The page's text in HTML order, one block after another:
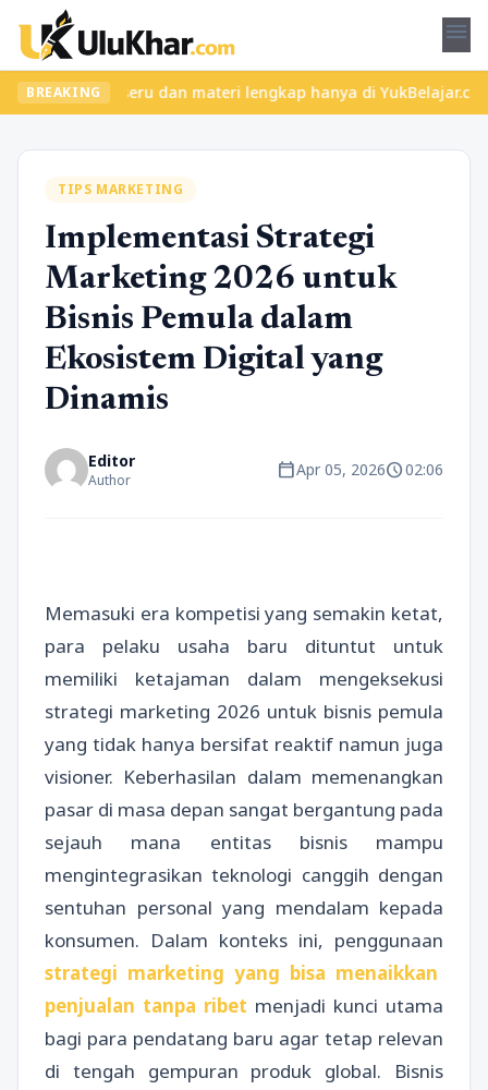
menu
BREAKING
seru dan materi lengkap hanya di YukBelajar.com.
TIPS MARKETING
Implementasi Strategi
Marketing 2026 untuk
Bisnis Pemula dalam
Ekosistem Digital yang
Dinamis
Editor
Author calendar_todayApr 05, 2026schedule02:06
Memasuki era kompetisi yang semakin ketat,
para pelaku usaha baru dituntut untuk
memiliki ketajaman dalam mengeksekusi
strategi marketing 2026 untuk bisnis pemula
yang tidak hanya bersifat reaktif namun juga
visioner. Keberhasilan dalam memenangkan
pasar di masa depan sangat bergantung pada
sejauh mana entitas bisnis mampu
mengintegrasikan teknologi canggih dengan
sentuhan personal yang mendalam kepada
konsumen. Dalam konteks ini, penggunaan
strategi marketing yang bisa menaikkan
penjualan tanpa ribet menjadi kunci utama
bagi para pendatang baru agar tetap relevan
di tengah gempuran produk global. Bisnis